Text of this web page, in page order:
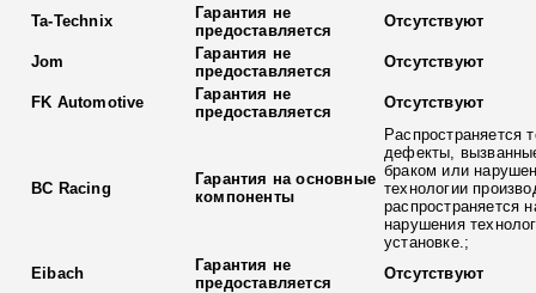
Ta-Technix
Гарантия не
предоставляется
Отсутствуют
Jom
Гарантия не
предоставляется
Отсутствуют
FK Automotive
Гарантия не
предоставляется
Отсутствуют
BC Racing
Гарантия на основные
компоненты
Распространяется
дефекты,
браком или
технологии
распространяется
нарушения
установке.;
Eibach
Гарантия не
предоставляется
Отсутствуют